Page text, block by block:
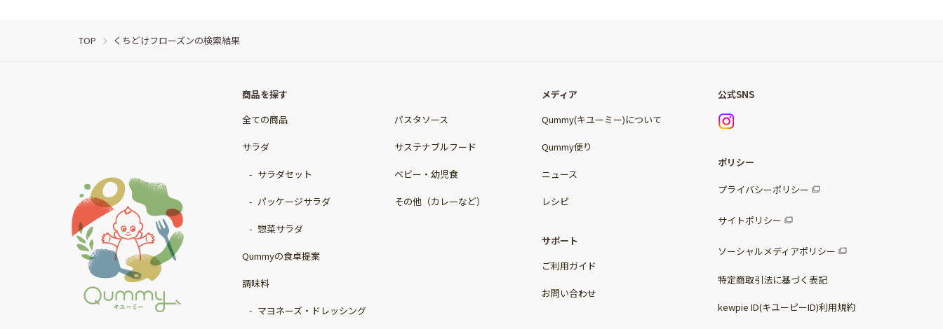
TOP くちどけフローズンの検索結果
商品を探す
全ての商品
サラダ
サラダセット
パッケージサラダ
惣菜サラダ
Qummyの食卓提案
調味料
マヨネーズ・ドレッシング
パスタソース
サステナブルフード
ベビー・幼児食
その他（カレーなど）
メディア
Qummy(キユーミー)について
Qummy便り
ニュース
レシピ
サポート
ご利用ガイド
お問い合わせ
公式SNS
ポリシー
プライバシーポリシー
サイトポリシー
ソーシャルメディアポリシー
特定商取引法に基づく表記
kewpie ID(キユーピーID)利用規約